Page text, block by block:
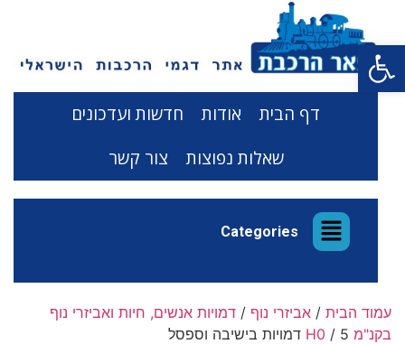
פתח סרגל נגישות
דף הבית אודות
חדשות ועדכונים
שאלות נפוצות
צור קשר
Categories
עמוד הבית / אביזרי נוף / דמויות אנשים, חיות ואביזרי נוף
בקנ"מ H0 / 5 דמויות בישיבה וספסל